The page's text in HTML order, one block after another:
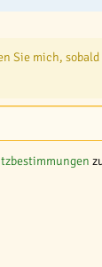
Sie mich,